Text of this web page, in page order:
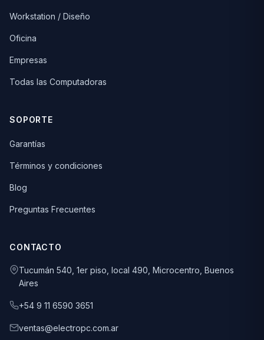
Workstation / Diseño
Oficina
Empresas
Todas las Computadoras
SOPORTE
Garantías
Términos y condiciones
Blog
Preguntas Frecuentes
CONTACTO
Tucumán 540, 1er piso, local 490, Microcentro, Buenos
Aires
+54 9 11 6590 3651
ventas@electropc.com.ar